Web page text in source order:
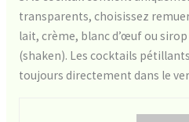
transparents, choisissez
lait, crème, blanc d’œuf ou
(shaken). Les cocktails
toujours directement dans le